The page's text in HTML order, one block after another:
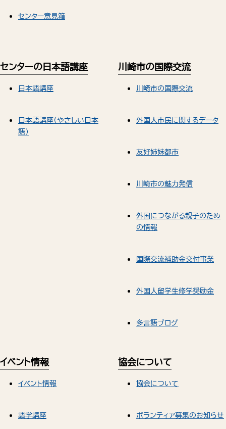
センター意見箱
センターの日本語講座
日本語講座
日本語講座（やさしい日本
語）
川崎市の国際交流
川崎市の国際交流
外国人市民に関するデータ
友好姉妹都市
川崎市の魅力発信
外国につながる親子のため
の情報
国際交流補助金交付事業
外国人留学生修学奨励金
多言語ブログ
イベント情報
イベント情報
語学講座
協会について
協会について
ボランティア募集のお知らせ